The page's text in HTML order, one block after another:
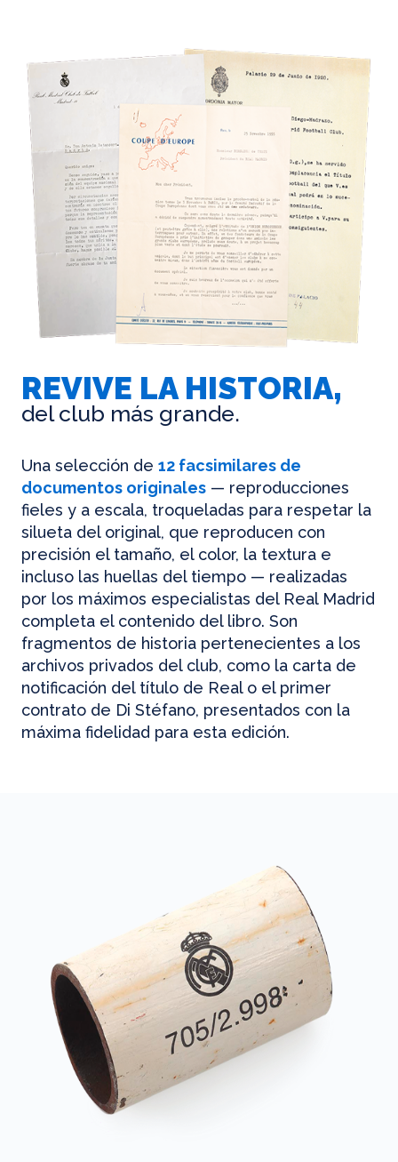
REVIVE LA HISTORIA,
del club más grande.
Una selección de 12 facsimilares de
documentos originales — reproducciones
fieles y a escala, troqueladas para respetar la
silueta del original, que reproducen con
precisión el tamaño, el color, la textura e
incluso las huellas del tiempo — realizadas
por los máximos especialistas del Real Madrid
completa el contenido del libro. Son
fragmentos de historia pertenecientes a los
archivos privados del club, como la carta de
notificación del título de Real o el primer
contrato de Di Stéfano, presentados con la
máxima fidelidad para esta edición.